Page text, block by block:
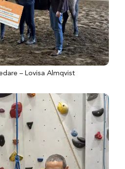
– Lovisa Almqvist